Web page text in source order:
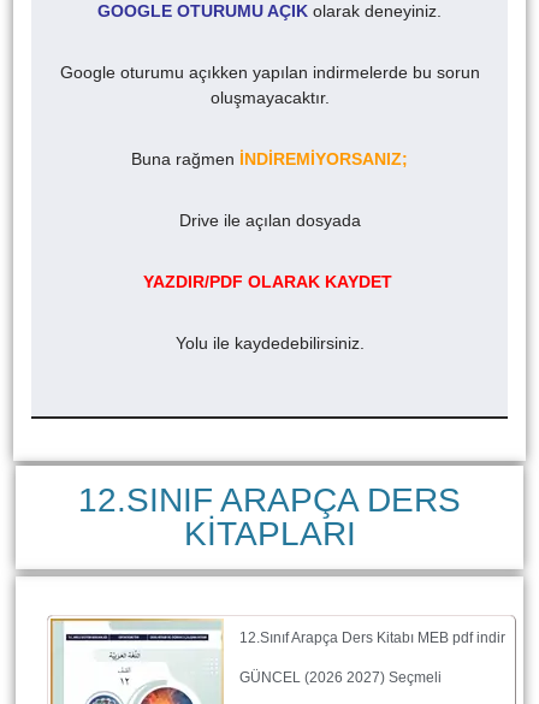
GOOGLE OTURUMU AÇIK olarak deneyiniz.
Google oturumu açıkken yapılan indirmelerde bu sorun
oluşmayacaktır.
Buna rağmen İNDİREMİYORSANIZ;
Drive ile açılan dosyada
YAZDIR/PDF OLARAK KAYDET
Yolu ile kaydedebilirsiniz.
12.SINIF ARAPÇA DERS
KİTAPLARI
12.Sınıf Arapça Ders Kitabı MEB pdf indir
GÜNCEL (2026 2027) Seçmeli